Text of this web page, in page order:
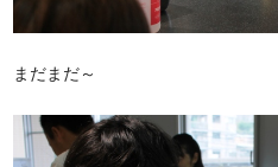
まだまだ～